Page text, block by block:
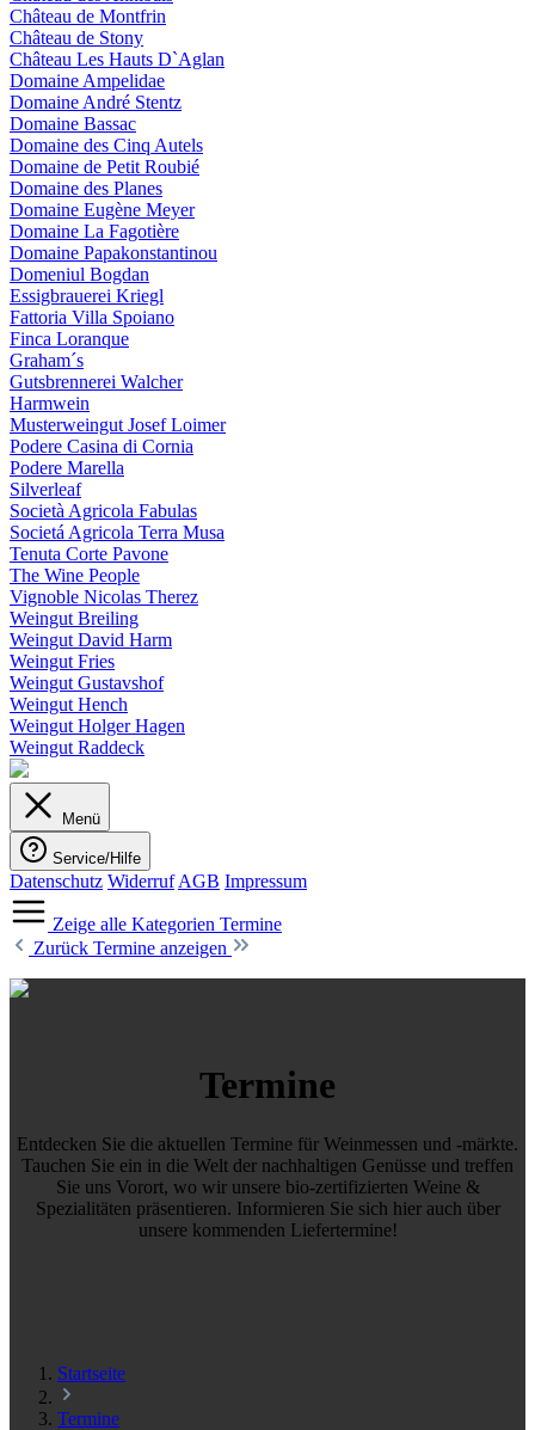
Château de Montfrin
Château de Stony
Château Les Hauts D`Aglan
Domaine Ampelidae
Domaine André Stentz
Domaine Bassac
Domaine des Cinq Autels
Domaine de Petit Roubié
Domaine des Planes
Domaine Eugène Meyer
Domaine La Fagotière
Domaine Papakonstantinou
Domeniul Bogdan
Essigbrauerei Kriegl
Fattoria Villa Spoiano
Finca Loranque
Graham´s
Gutsbrennerei Walcher
Harmwein
Musterweingut Josef Loimer
Podere Casina di Cornia
Podere Marella
Silverleaf
Società Agricola Fabulas
Societá Agricola Terra Musa
Tenuta Corte Pavone
The Wine People
Vignoble Nicolas Therez
Weingut Breiling
Weingut David Harm
Weingut Fries
Weingut Gustavshof
Weingut Hench
Weingut Holger Hagen
Weingut Raddeck
Menü
Service/Hilfe
Datenschutz Widerruf AGB Impressum
Zeige alle Kategorien Termine
Zurück Termine anzeigen
Termine
Entdecken Sie die aktuellen Termine für Weinmessen und -märkte.
Tauchen Sie ein in die Welt der nachhaltigen Genüsse und treffen
Sie uns Vorort, wo wir unsere bio-zertifizierten Weine &
Spezialitäten präsentieren. Informieren Sie sich hier auch über
unsere kommenden Liefertermine!
Startseite
Termine